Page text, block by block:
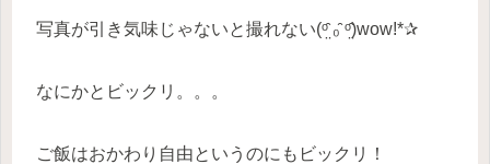
写真が引き気味じゃないと撮れない(ᵒ̤̑ ₀̑ ᵒ̤̑)wow!*✰
なにかとビックリ。。。
ご飯はおかわり自由というのにもビックリ！